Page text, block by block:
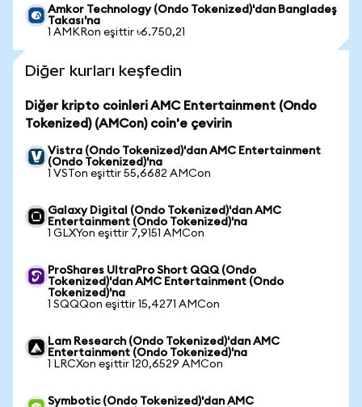
Amkor Technology (Ondo Tokenized)'dan Bangladeş
Takası'na
1 AMKRon eşittir ৳6.750,21
Diğer kurları keşfedin
Diğer kripto coinleri AMC Entertainment (Ondo
Tokenized) (AMCon) coin'e çevirin
Vistra (Ondo Tokenized)'dan AMC Entertainment
(Ondo Tokenized)'na
1 VSTon eşittir 55,6682 AMCon
Galaxy Digital (Ondo Tokenized)'dan AMC
Entertainment (Ondo Tokenized)'na
1 GLXYon eşittir 7,9151 AMCon
ProShares UltraPro Short QQQ (Ondo
Tokenized)'dan AMC Entertainment (Ondo
Tokenized)'na
1 SQQQon eşittir 15,4271 AMCon
Lam Research (Ondo Tokenized)'dan AMC
Entertainment (Ondo Tokenized)'na
1 LRCXon eşittir 120,6529 AMCon
Symbotic (Ondo Tokenized)'dan AMC